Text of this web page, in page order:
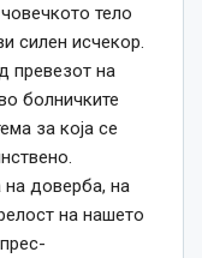
тело
силен исчекор.
превезот на
болничките
за која се
на доверба, на
на нашето